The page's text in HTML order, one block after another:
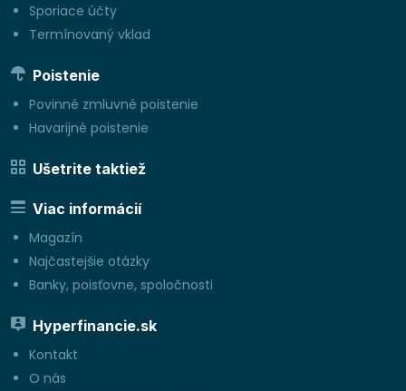
Sporiace účty
Termínovaný vklad
Poistenie
Povinné zmluvné poistenie
Havarijné poistenie
Ušetrite taktiež
Viac informácií
Magazín
Najčastejšie otázky
Banky, poisťovne, spoločnosti
Hyperfinancie.sk
Kontakt
O nás